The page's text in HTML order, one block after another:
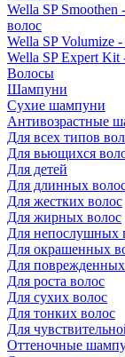
Wella SP
волос
Wella SP Volumize
Wella SP Expert Kit
Волосы
Шампуни
Сухие шампуни
Антивозрастные
Для всех типов
Для вьющихся
Для детей
Для длинных
Для жестких волос
Для жирных волос
Для непослушных
Для окрашенных
Для
Для роста волос
Для сухих волос
Для тонких волос
Для
Оттеночные